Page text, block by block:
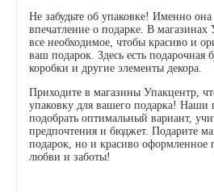
Не забудьте об упаковке! Именно она
впечатление о подарке. В магазинах
все необходимое, чтобы красиво и
ваш подарок. Здесь есть подарочная
коробки и другие элементы декора.
Приходите в магазины Упакцентр,
упаковку для вашего подарка! Наши
подобрать оптимальный вариант,
предпочтения и бюджет. Подарите
подарок, но и красиво оформленное
любви и заботы!